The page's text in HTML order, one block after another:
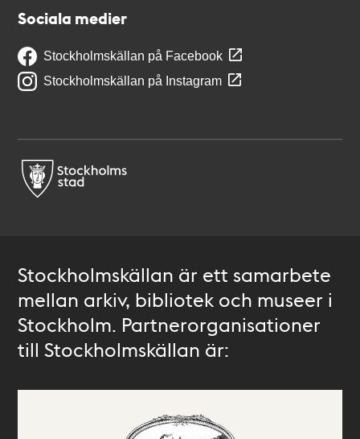
Sociala medier
Stockholmskällan på Facebook
Stockholmskällan på Instagram
Stockholmskällan är ett samarbete
mellan arkiv, bibliotek och museer i
Stockholm. Partnerorganisationer
till Stockholmskällan är: